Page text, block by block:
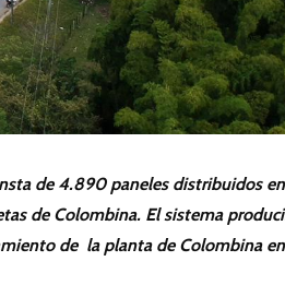
de 4.890 paneles distribuidos en
de Colombina. El sistema
de la planta de Colombina